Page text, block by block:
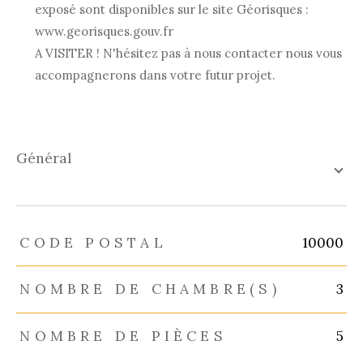
exposé sont disponibles sur le site Géorisques :
www.georisques.gouv.fr
A VISITER ! N'hésitez pas à nous contacter nous vous
accompagnerons dans votre futur projet.
général
TRAD_ZEPHYR_Caracteristique TRAD_ZEPHYR_Valeurs
CODE POSTAL 10000
NOMBRE DE CHAMBRE(S) 3
NOMBRE DE PIÈCES 5